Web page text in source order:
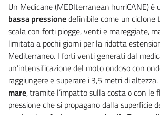
Un Medicane (MEDIterranean hurriCANE) è
bassa pressionedefinibile come un ciclone
scala con forti piogge, venti e mareggiate,
limitata a pochi giorni per la ridotta
Mediterraneo. I forti venti generati dal
un’intensificazione del moto ondoso con
raggiungere e superare i 3,5 metri di altezza.
mare, tramite l’impatto sulla costa o con le
pressione che si propagano dalla superficie